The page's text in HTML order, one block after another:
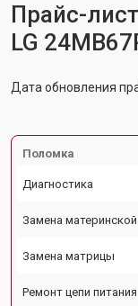
Прайс-
LG
Дата обновления
Поломка
Диагностика
Замена
Замена матрицы
Ремонт цепи питания